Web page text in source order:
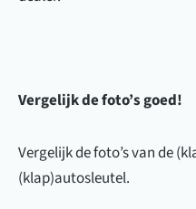
Vergelijk de foto’s goed!
Vergelijk de foto’s van de
(klap)autosleutel.